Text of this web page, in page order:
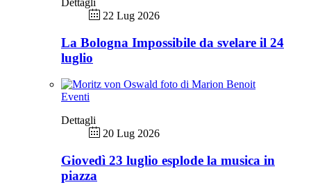
22 Lug 2026
La Bologna Impossibile da svelare il 24
luglio
Eventi
Dettagli
20 Lug 2026
Giovedì 23 luglio esplode la musica in
piazza